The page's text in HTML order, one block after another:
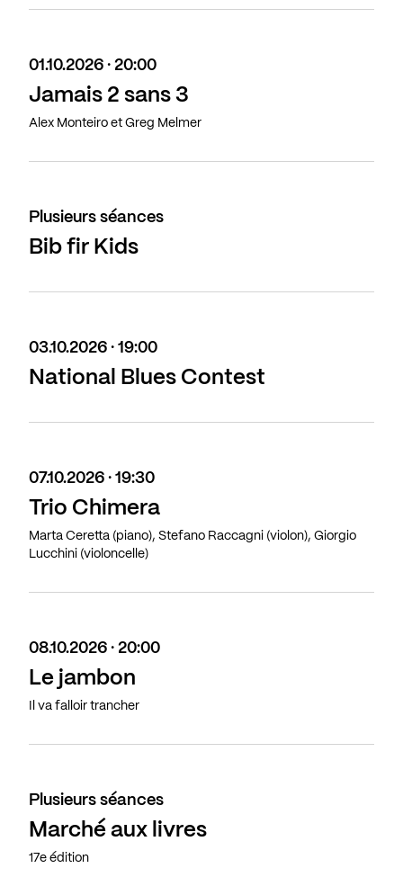
01.10.2026 · 20:00
Jamais 2 sans 3
Alex Monteiro et Greg Melmer
Plusieurs séances
Bib fir Kids
03.10.2026 · 19:00
National Blues Contest
07.10.2026 · 19:30
Trio Chimera
Marta Ceretta (piano), Stefano Raccagni (violon), Giorgio
Lucchini (violoncelle)
08.10.2026 · 20:00
Le jambon
Il va falloir trancher
Plusieurs séances
Marché aux livres
17e édition